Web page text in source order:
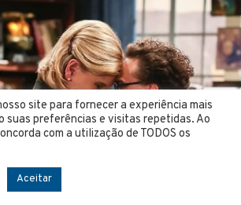
site para fornecer a experiência mais
suas preferências e visitas repetidas. Ao
com a utilização de TODOS os
Aceitar